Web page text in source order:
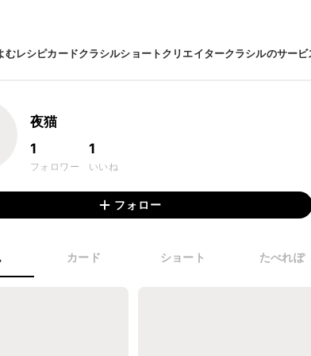
むレシピカードクラシルショートクリエイタークラシルのサービ
夜猫
1
フォロワー
1
いいね
フォロー
カード ショート たべれぽ